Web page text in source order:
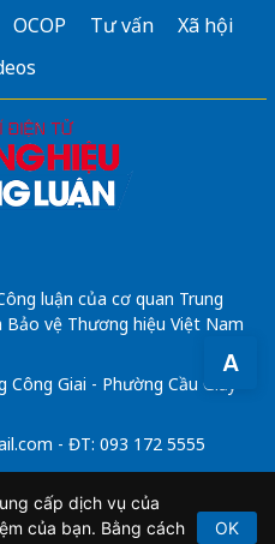
A
OCOP Tư vấn
Xã hội
luận của cơ quan Trung
Bảo vệ Thương hiệu Việt Nam
Giai - Phường Cầu Giấy -
- ĐT: 093 172 5555
tử số 64/GP-BTTTT do Bộ
21/2/2020.
cấp dịch vụ của
của bạn. Bằng cách
OK